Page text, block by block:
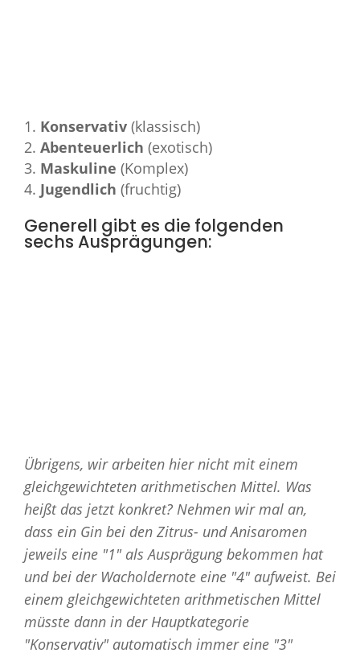
Konservativ (klassisch)
Abenteuerlich (exotisch)
Maskuline (Komplex)
Jugendlich (fruchtig)
Generell gibt es die folgenden
sechs Ausprägungen:
Übrigens, wir arbeiten hier nicht mit einem
gleichgewichteten arithmetischen Mittel. Was
heißt das jetzt konkret? Nehmen wir mal an,
dass ein Gin bei den Zitrus- und Anisaromen
jeweils eine "1" als Ausprägung bekommen hat
und bei der Wacholdernote eine "4" aufweist. Bei
einem gleichgewichteten arithmetischen Mittel
müsste dann in der Hauptkategorie
"Konservativ" automatisch immer eine "3"